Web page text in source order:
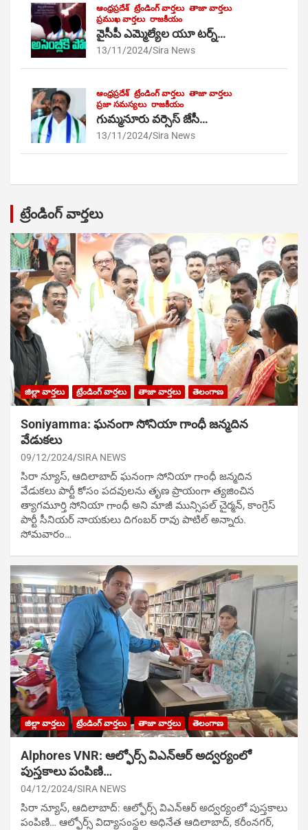
ఆంధ్రప్రదేశ్ ట్రేండింగ్ వార్తలు తాజా వార్తలు
ప్రముఖ వార్తలు రాజకీయం
వైసీపీ ఎమ్మెల్యేల యూ టర్న్…
13/11/2024 Sira News
ఆంధ్రప్రదేశ్ ట్రేండింగ్ వార్తలు తాజా వార్తలు
ప్రజా సమస్యలు రాజకీయం
గుమ్మనూరు వర్సెస్ జేసీ…
13/11/2024 Sira News
ట్రేండింగ్ వార్తలు
జిల్లా వార్తలు ట్రేండింగ్ వార్తలు తాజా వార్తలు తెలంగాణ
Soniyamma: ఘ‌నంగా సోనియా గాంధీ జ‌న్మ‌దిన
వేడుక‌లు
09/12/2024 SIRA NEWS
సిరా న్యూస్, ఆదిలాబాద్ ఘ‌నంగా సోనియా గాంధీ జ‌న్మ‌దిన
వేడుక‌లు పార్టీ కోసం ప‌ద‌వుల‌ను తృణ ప్రాయంగా త్య‌జించిన
త్యాగమూర్తి సోనియా గాంధీ అని మాజీ మున్సిప‌ల్ చైర్మ‌న్, కాంగ్రెస్
పార్టీ సీనియ‌ర్ నాయ‌కులు దిగంబ‌ర్ రావు పాటిల్ అన్నారు.
సోమవారం…
జిల్లా వార్తలు ట్రేండింగ్ వార్తలు తాజా వార్తలు తెలంగాణ
Alphores VNR: ఆల్ఫోర్స్ విఎన్ఆర్ అద్వర్యంలో
పుస్తకాలు పంపిణి…
04/12/2024 SIRA NEWS
సిరా న్యూస్, ఆదిలాబాద్: ఆల్ఫోర్స్ విఎన్ఆర్ అద్వర్యంలో పుస్తకాలు
పంపిణి… ఆల్ఫోర్స్ విద్యాసంస్థల అధినేత ఆదిలాబాద్, కరీంనగర్,